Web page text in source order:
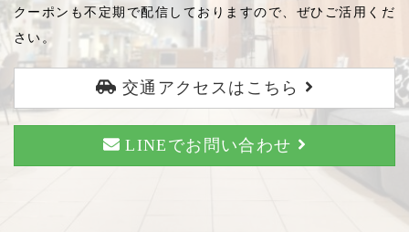
クーポンも不定期で配信しておりますので、ぜひご活用くだ
さい。
交通アクセスはこちら
LINEでお問い合わせ